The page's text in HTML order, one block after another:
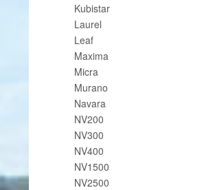
Kubistar
Laurel
Leaf
Maxima
Micra
Murano
Navara
NV200
NV300
NV400
NV1500
NV2500